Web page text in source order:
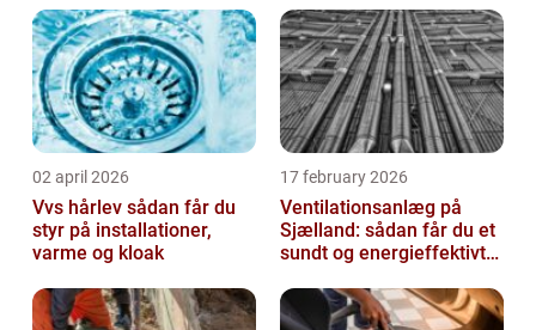
02 april 2026
Vvs hårlev sådan får du
styr på installationer,
varme og kloak
17 february 2026
Ventilationsanlæg på
Sjælland: sådan får du et
sundt og energieffektivt